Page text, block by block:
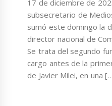
17 de diciembre de
subsecretario de
sumó este domingo la
director nacional de
Se trata del segundo
cargo antes de la
de Javier Milei, en una